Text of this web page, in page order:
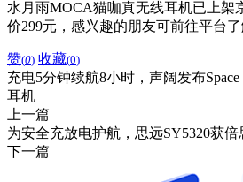
水月雨MOCA猫咖真无线耳机已上架
价299元，感兴趣的朋友可前往平台了
赞(0) 收藏(0)
充电5分钟续航8小时，声阔发布
耳机
上一篇
为安全充放电护航，思远SY5320获
下一篇